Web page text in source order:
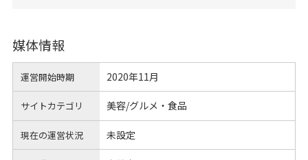
媒体情報
運営開始時期 2020年11月
サイトカテゴリ 美容/グルメ・食品
現在の運営状況 未設定